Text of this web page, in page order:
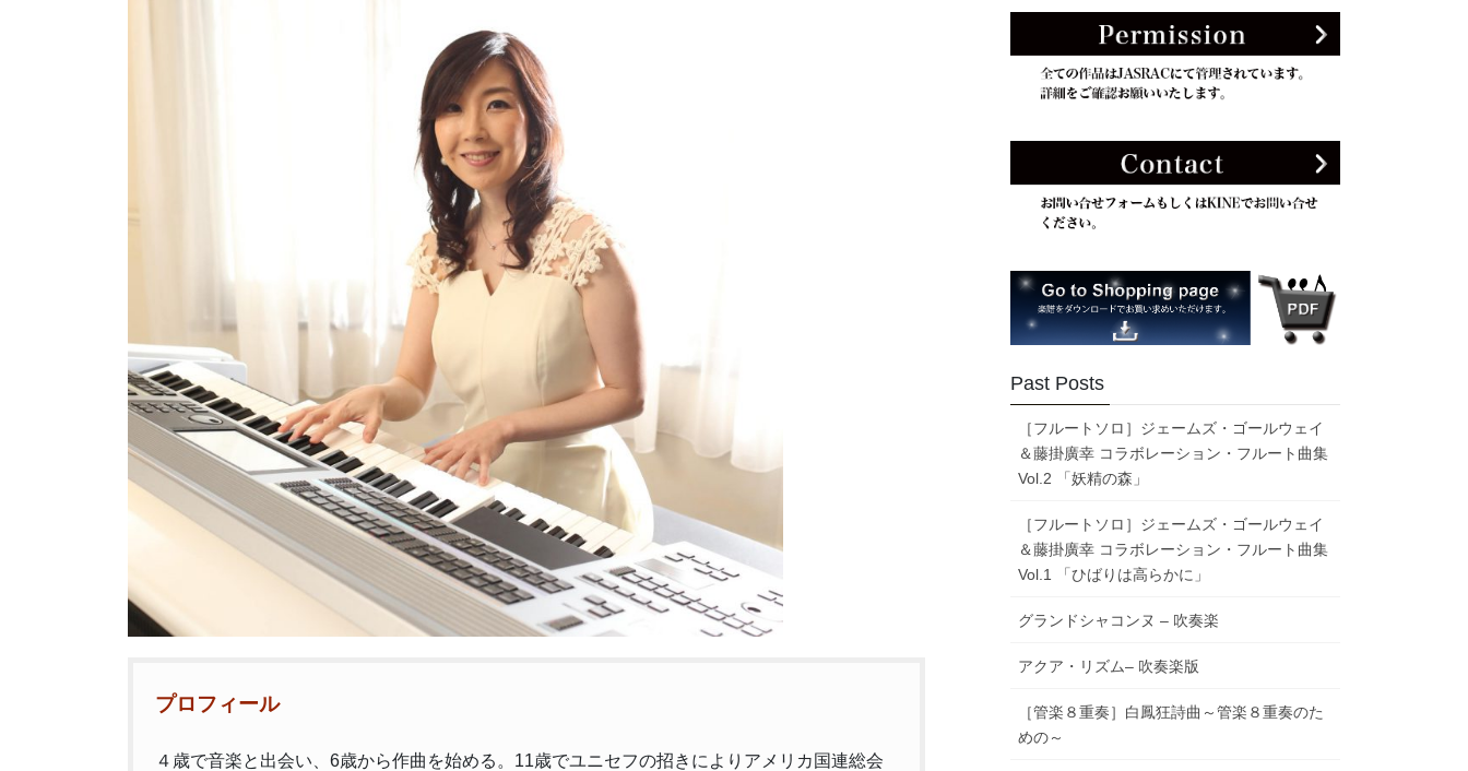
プロフィール
４歳で音楽と出会い、6歳から作曲を始める。11歳でユニセフの招きによりアメリカ国連総会
Past Posts
［フルートソロ］ジェームズ・ゴールウェイ
＆藤掛廣幸 コラボレーション・フルート曲集
Vol.2 「妖精の森」
［フルートソロ］ジェームズ・ゴールウェイ
＆藤掛廣幸 コラボレーション・フルート曲集
Vol.1 「ひばりは高らかに」
グランドシャコンヌ – 吹奏楽
アクア・リズム– 吹奏楽版
［管楽８重奏］白鳳狂詩曲～管楽８重奏のた
めの～